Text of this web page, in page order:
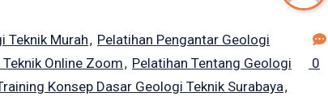
Teknik Murah, Pelatihan Pengantar Geologi
Online Zoom, Pelatihan Tentang Geologi
Konsep Dasar Geologi Teknik Surabaya,
0